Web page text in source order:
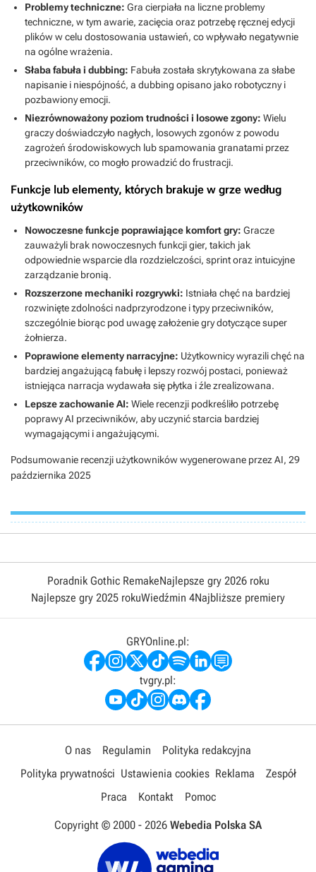
Problemy techniczne: Gra cierpiała na liczne problemy
techniczne, w tym awarie, zacięcia oraz potrzebę ręcznej edycji
plików w celu dostosowania ustawień, co wpływało negatywnie
na ogólne wrażenia.
Słaba fabuła i dubbing: Fabuła została skrytykowana za słabe
napisanie i niespójność, a dubbing opisano jako robotyczny i
pozbawiony emocji.
Niezrównoważony poziom trudności i losowe zgony: Wielu
graczy doświadczyło nagłych, losowych zgonów z powodu
zagrożeń środowiskowych lub spamowania granatami przez
przeciwników, co mogło prowadzić do frustracji.
Funkcje lub elementy, których brakuje w grze według
użytkowników
Nowoczesne funkcje poprawiające komfort gry: Gracze
zauważyli brak nowoczesnych funkcji gier, takich jak
odpowiednie wsparcie dla rozdzielczości, sprint oraz intuicyjne
zarządzanie bronią.
Rozszerzone mechaniki rozgrywki: Istniała chęć na bardziej
rozwinięte zdolności nadprzyrodzone i typy przeciwników,
szczególnie biorąc pod uwagę założenie gry dotyczące super
żołnierza.
Poprawione elementy narracyjne: Użytkownicy wyrazili chęć na
bardziej angażującą fabułę i lepszy rozwój postaci, ponieważ
istniejąca narracja wydawała się płytka i źle zrealizowana.
Lepsze zachowanie AI: Wiele recenzji podkreśliło potrzebę
poprawy AI przeciwników, aby uczynić starcia bardziej
wymagającymi i angażującymi.
Podsumowanie recenzji użytkowników wygenerowane przez AI, 29
października 2025
Poradnik Gothic RemakeNajlepsze gry 2026 roku
Najlepsze gry 2025 rokuWiedźmin 4Najbliższe premiery
GRYOnline.pl:
tvgry.pl:
O nas Regulamin
Polityka redakcyjna
Polityka prywatności Ustawienia cookies Reklama
Zespół
Praca
Kontakt Pomoc
Copyright © 2000 - 2026 Webedia Polska SA